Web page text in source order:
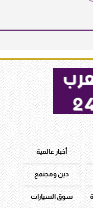
أخبار عالمية
دين ومجتمع
سوق السيارات